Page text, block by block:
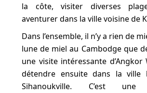
la côte, visiter diverses
aventurer dans la ville voisine de
Dans l’ensemble, il n’y a rien de
lune de miel au Cambodge que
une visite intéressante
détendre ensuite dans la ville
Sihanoukville. C’est une